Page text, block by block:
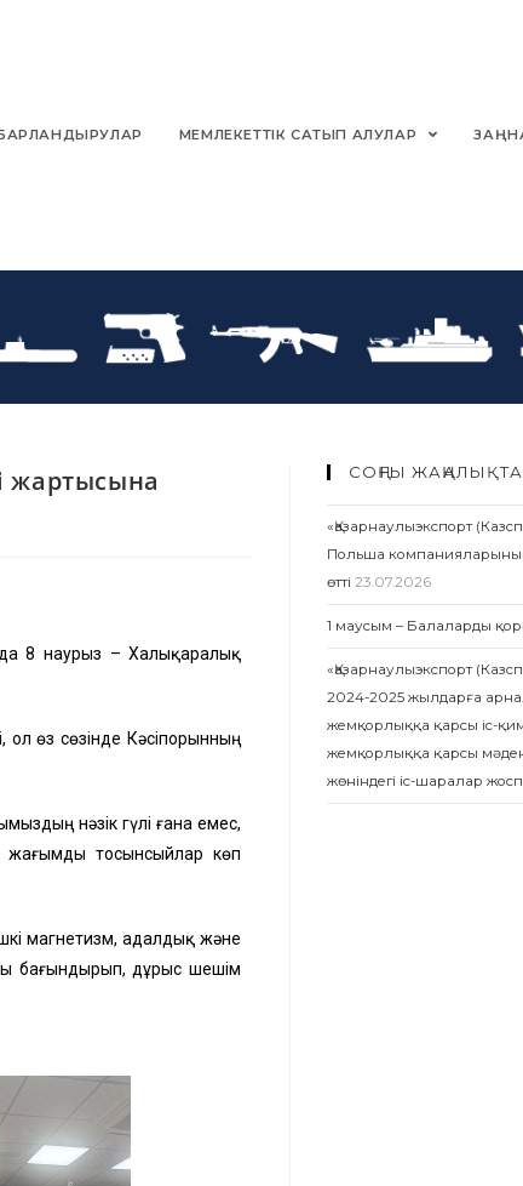
МЕМЛЕКЕТТІК САТЫП АЛУЛАР
жартысына
да 8 наурыз – Халықаралық
өз сөзінде Кәсіпорынның
нәзік гүлі ғана емес,
жағымды тосынсыйлар көп
магнетизм, адалдық және
бағындырып, дұрыс шешім
СОҢҒЫ
«Қазарнаулыэкспорт
Польша
өтті 23.07.2026
1 маусым – Балаларды
«Қазарнаулыэкспорт
2024-2025 жылдарға
жемқорлыққа қарсы іс-
жемқорлыққа қарсы
жөніндегі іс-шаралар